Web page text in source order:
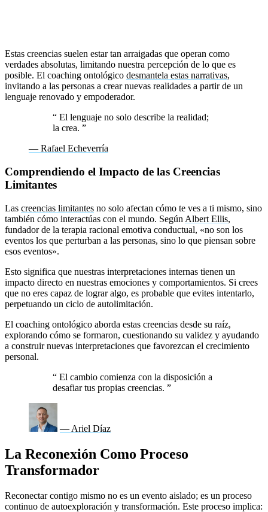
Estas creencias suelen estar tan arraigadas que operan como
verdades absolutas, limitando nuestra percepción de lo que es
posible. El coaching ontológico desmantela estas narrativas,
invitando a las personas a crear nuevas realidades a partir de un
lenguaje renovado y empoderador.
“ El lenguaje no solo describe la realidad;
la crea. ”
— Rafael Echeverría
Comprendiendo el Impacto de las Creencias
Limitantes
Las creencias limitantes no solo afectan cómo te ves a ti mismo, sino
también cómo interactúas con el mundo. Según Albert Ellis,
fundador de la terapia racional emotiva conductual, «no son los
eventos los que perturban a las personas, sino lo que piensan sobre
esos eventos».
Esto significa que nuestras interpretaciones internas tienen un
impacto directo en nuestras emociones y comportamientos. Si crees
que no eres capaz de lograr algo, es probable que evites intentarlo,
perpetuando un ciclo de autolimitación.
El coaching ontológico aborda estas creencias desde su raíz,
explorando cómo se formaron, cuestionando su validez y ayudando
a construir nuevas interpretaciones que favorezcan el crecimiento
personal.
“ El cambio comienza con la disposición a
desafiar tus propias creencias. ”
— Ariel Díaz
La Reconexión Como Proceso
Transformador
Reconectar contigo mismo no es un evento aislado; es un proceso
continuo de autoexploración y transformación. Este proceso implica: